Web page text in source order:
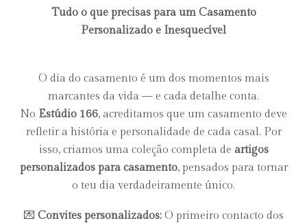
Tudo o que precisas para um Casamento
Personalizado e Inesquecível
O dia do casamento é um dos momentos mais
marcantes da vida — e cada detalhe conta.
No Estúdio 166, acreditamos que um casamento deve
refletir a história e personalidade de cada casal. Por
isso, criamos uma coleção completa de artigos
personalizados para casamento, pensados para tornar
o teu dia verdadeiramente único.
💌 Convites personalizados:O primeiro contacto dos